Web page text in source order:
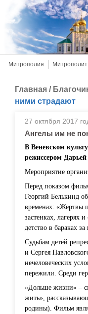
Митрополия Митрополит
Главная /
ними страдают
27 октября 2017
Ангелы им не
В Веневском
режиссером
Мероприятие
Перед показом
Георгий Белькинд
временах: «Жертвы
застенках, лагерях
детство в бараках
Судьбам детей
и Сергея
нечеловеческих
пережили. Среди
«Дольше жизни» –
жить»,
родины). Фильм